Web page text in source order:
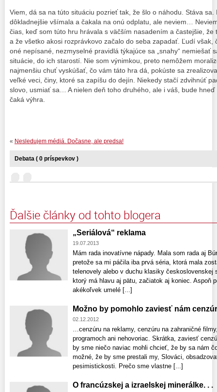
Viem, dá sa na túto situáciu pozrieť tak, že šlo o náhodu. Stáva
dôkladnejšie všímala a čakala na onú odplatu, ale neviem…
čias, keď som túto hru hrávala s väčším nasadením a častejšie, že
a že všetko akosi rozprávkovo začalo do seba zapadať. Ľudí však,
oné nepísané, nezmyselné pravidlá týkajúce sa „snahy“ nemiešať
situácie, do ich starostí. Nie som výnimkou, preto nemôžem
najmenšiu chuť vyskúšať, čo vám táto hra dá, pokúste sa
veľké veci, činy, ktoré sa zapíšu do dejín. Niekedy stačí zdvihnúť
slovo, usmiať sa… A nielen deň toho druhého, ale i váš, bude
čaká výhra.
« Nesledujem médiá. Dočasne, ale predsa!
Debata ( 0 príspevkov )
Ďalšie články od tohto blogera
„Seriálová“ reklama
19.07.2013
Mám rada inovatívne nápady. Mala som rada aj
pretože sa mi páčila iba prvá séria, ktorá mala
telenovely alebo v duchu klasiky československej
ktorý má hlavu aj pätu, začiatok aj koniec. Aspoň
akékoľvek umelé [...]
Možno by pomohlo zaviesť nám
02.12.2012
…cenzúru na reklamy, cenzúru na zahraničné
programoch ani nehovoriac. Skrátka, zaviesť
by sme niečo naviac mohli chcieť, že by sa nám
možné, že by sme prestali my, Slováci,
pesimistickosti. Prečo sme vlastne [...]
O francúzskej a izraelskej minerálke. . .